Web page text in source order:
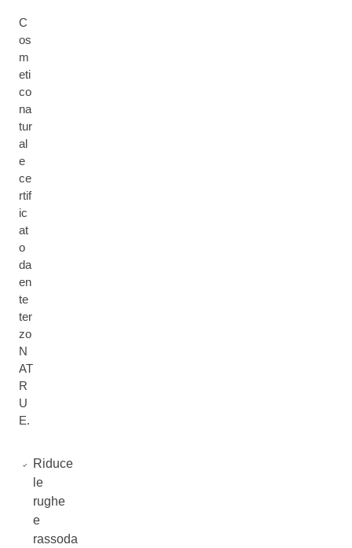
C
os
m
eti
co
na
tur
al
e
ce
rtif
ic
at
o
da
en
te
ter
zo
N
AT
R
U
E.
Riduce
le
rughe
e
rassoda